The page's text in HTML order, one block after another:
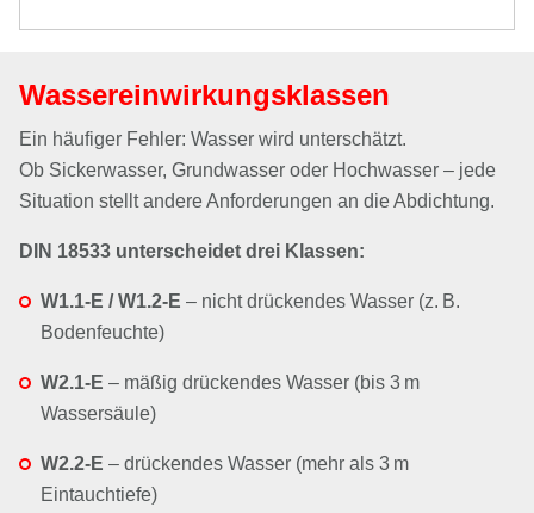
Wassereinwirkungsklassen
Ein häufiger Fehler: Wasser wird unterschätzt.
Ob Sickerwasser, Grundwasser oder Hochwasser – jede
Situation stellt andere Anforderungen an die Abdichtung.
DIN 18533 unterscheidet drei Klassen:
W1.1-E / W1.2-E – nicht drückendes Wasser (z. B.
Bodenfeuchte)
W2.1-E – mäßig drückendes Wasser (bis 3 m
Wassersäule)
W2.2-E – drückendes Wasser (mehr als 3 m
Eintauchtiefe)